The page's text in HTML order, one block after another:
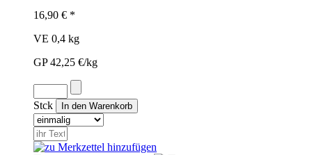
16,90 € *
VE 0,4 kg
GP 42,25 €/kg
Stck